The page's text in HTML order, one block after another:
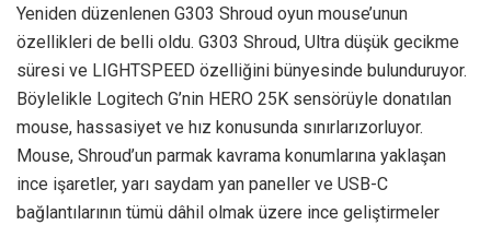
Yeniden düzenlenen G303 Shroud oyun mouse’unun
özellikleri de belli oldu. G303 Shroud, Ultra düşük gecikme
süresi ve LIGHTSPEED özelliğini bünyesinde bulunduruyor.
Böylelikle Logitech G’nin HERO 25K sensörüyle donatılan
mouse, hassasiyet ve hız konusunda sınırlarızorluyor.
Mouse, Shroud’un parmak kavrama konumlarına yaklaşan
ince işaretler, yarı saydam yan paneller ve USB-C
bağlantılarının tümü dâhil olmak üzere ince geliştirmeler